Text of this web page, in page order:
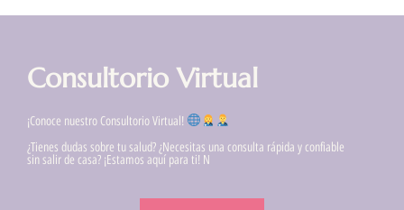
Consultorio Virtual
¡Conoce nuestro Consultorio Virtual!
¿Tienes dudas sobre tu salud? ¿Necesitas una consulta rápida y confiable
sin salir de casa? ¡Estamos aquí para ti! N